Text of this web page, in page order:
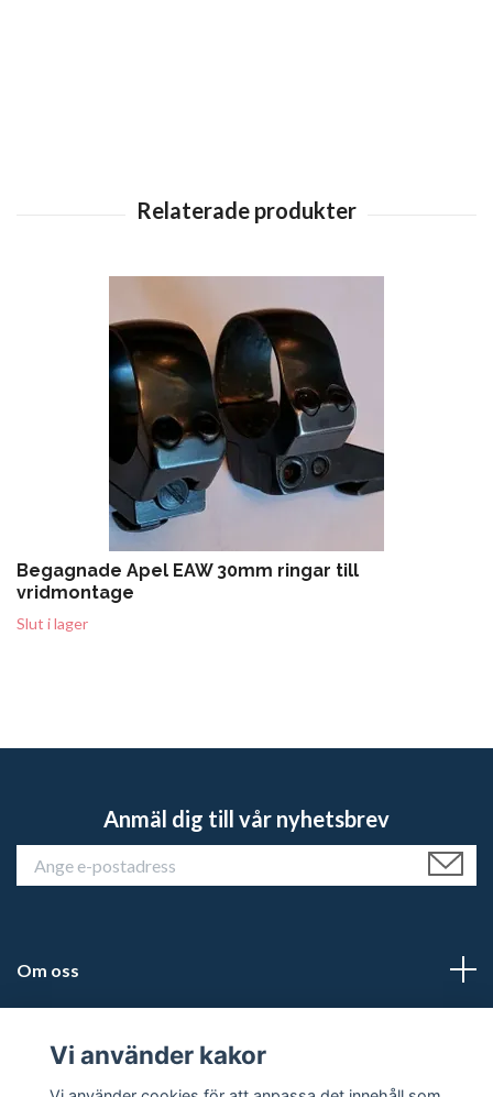
Begagnade Apel EAW 30mm ringar till
vridmontage
Slut i lager
Anmäl dig till vår nyhetsbrev
Om oss
Vi använder kakor